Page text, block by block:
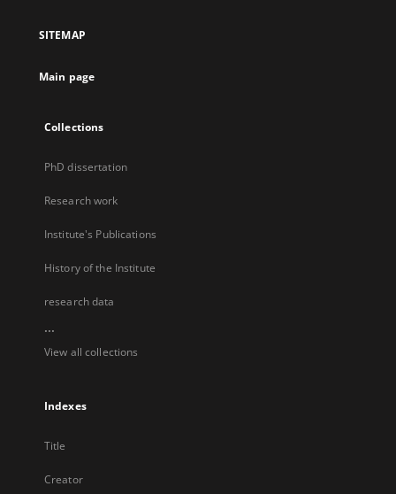
SITEMAP
Main page
Collections
PhD dissertation
Research work
Institute's Publications
History of the Institute
research data
...
View all collections
Indexes
Title
Creator